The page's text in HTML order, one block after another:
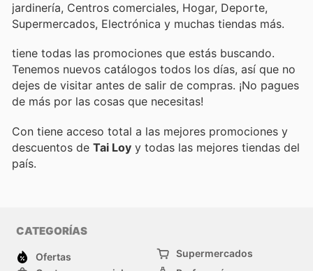
jardinería, Centros comerciales, Hogar, Deporte,
Supermercados, Electrónica y muchas tiendas más.
tiene todas las promociones que estás buscando.
Tenemos nuevos catálogos todos los días, así que no
dejes de visitar antes de salir de compras. ¡No pagues
de más por las cosas que necesitas!
Con tiene acceso total a las mejores promociones y
descuentos de Tai Loy y todas las mejores tiendas del
país.
CATEGORÍAS
Ofertas
Supermercados